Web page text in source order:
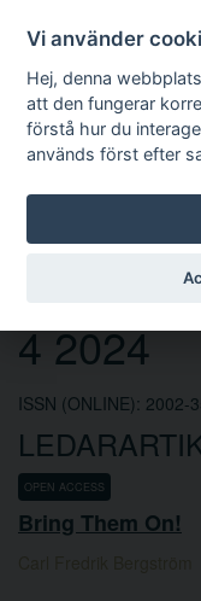
4 2024
ISSN (ONLINE): 2002-
OPEN ACCESS
Bring Them On!
Vi använder
Hej, denna
att den fungerar
förstå hur du
används först efter